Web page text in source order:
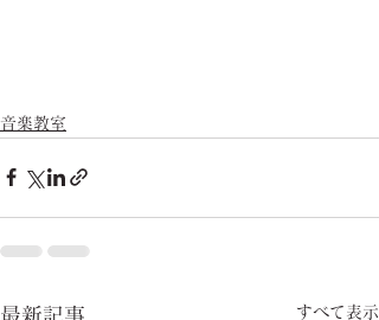
音楽教室
最新記事 すべて表示